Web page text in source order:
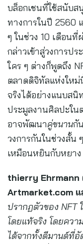
บล็อกเชนที่ใช้สนับส
ทางการในปี 2560
ๆ ในช่วง 10 เดือนที่
กล่าวเข้าสู่วงการป
ใคร ๆ ต่างก็พูดถึง
ตลาดดิจิทัลแห่งให
จริงได้อย่างแนบสนิ
ประมูลงานศิลปะใน
อาจพัฒนาคู่ขนานกั
วงการกันในช่วงสั้น
เหมือนหยินกับหยาง
thierry Ehrmann
Artmarket.com
ปรากฏตัวของ NFT
โดยแท้จริง โดยควา
ได้จากทั้งดีมานด์ที่